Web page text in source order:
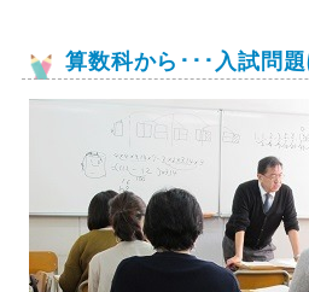
算数科から･･･入試問